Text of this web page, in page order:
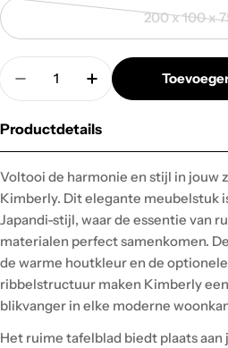
200 x 100 x
niet
Hoeveelheid
HoeveelheidVerhoog De
Productdetails
Voltooi de harmonie en stijl in jouw
Kimberly. Dit elegante meubelstuk
Japandi-stijl, waar de essentie van
materialen perfect samenkomen.
de warme houtkleur en de
ribbelstructuur maken Kimberly
blikvanger in elke moderne
Het ruime tafelblad biedt plaats aan